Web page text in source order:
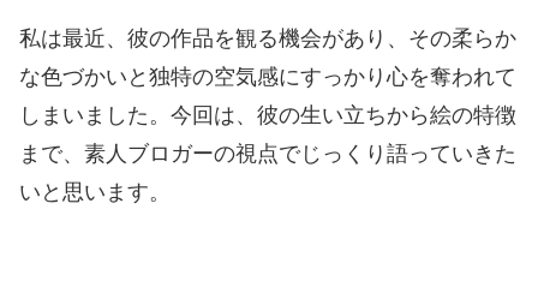
私は最近、彼の作品を観る機会があり、その柔らか
な色づかいと独特の空気感にすっかり心を奪われて
しまいました。今回は、彼の生い立ちから絵の特徴
まで、素人ブロガーの視点でじっくり語っていきた
いと思います。